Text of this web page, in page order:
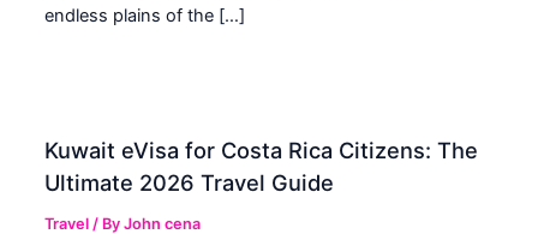
endless plains of the […]
Kuwait eVisa for Costa Rica Citizens: The
Ultimate 2026 Travel Guide
Travel / ByJohn cena